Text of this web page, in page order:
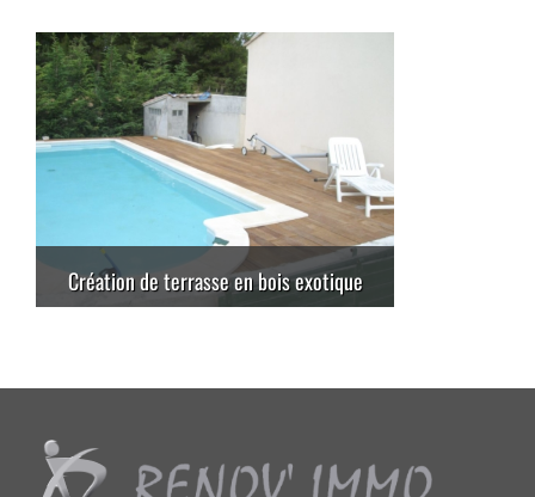
Création de terrasse en bois exotique